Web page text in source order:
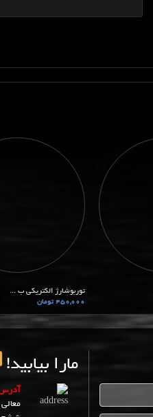
توربوشارژ الکتریکی ب ...
450,000 تومان
مارا بیابید!